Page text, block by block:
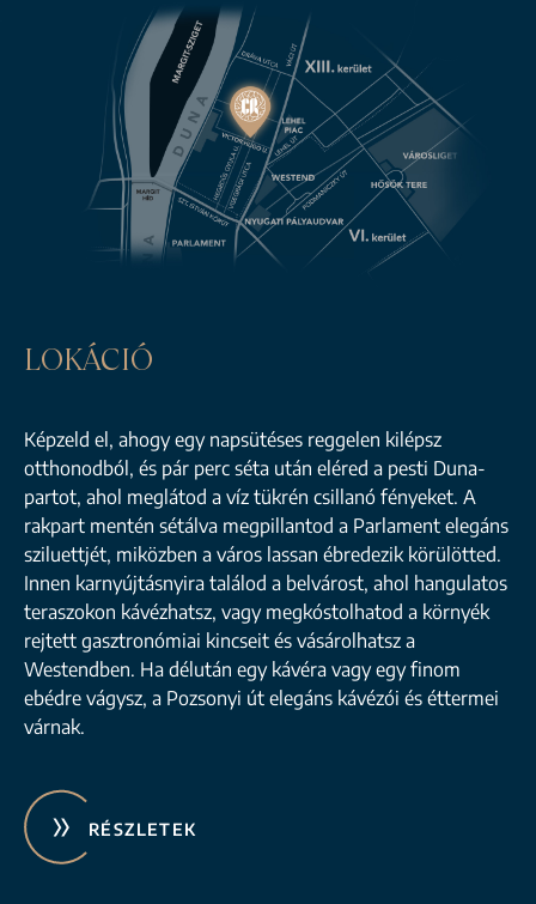
LOKÁCIÓ
Képzeld el, ahogy egy napsütéses reggelen kilépsz
otthonodból, és pár perc séta után eléred a pesti Duna-
partot, ahol meglátod a víz tükrén csillanó fényeket. A
rakpart mentén sétálva megpillantod a Parlament elegáns
sziluettjét, miközben a város lassan ébredezik körülötted.
Innen karnyújtásnyira találod a belvárost, ahol hangulatos
teraszokon kávézhatsz, vagy megkóstolhatod a környék
rejtett gasztronómiai kincseit és vásárolhatsz a
Westendben. Ha délután egy kávéra vagy egy finom
ebédre vágysz, a Pozsonyi út elegáns kávézói és éttermei
várnak.
RÉSZLETEK